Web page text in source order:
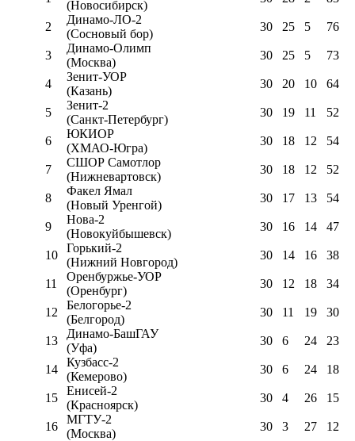
(Новосибирск)
2
Динамо-ЛО-2
(Сосновый бор)
30 25 5 76
3
Динамо-Олимп
(Москва)
30 25 5 73
4
Зенит-УОР
(Казань)
30 20 10 64
5
Зенит-2
(Санкт-Петербург)
30 19 11 52
6
ЮКИОР
(ХМАО-Югра)
30 18 12 54
7
СШОР Самотлор
(Нижневартовск)
30 18 12 52
8
Факел Ямал
(Новый Уренгой)
30 17 13 54
9
Нова-2
(Новокуйбышевск)
30 16 14 47
10
Горький-2
(Нижний Новгород)
30 14 16 38
11
Оренбуржье-УОР
(Оренбург)
30 12 18 34
12
Белогорье-2
(Белгород)
30 11 19 30
13
Динамо-БашГАУ
(Уфа)
30 6 24 23
14
Кузбасс-2
(Кемерово)
30 6 24 18
15
Енисей-2
(Красноярск)
30 4 26 15
16
МГТУ-2
(Москва)
30 3 27 12